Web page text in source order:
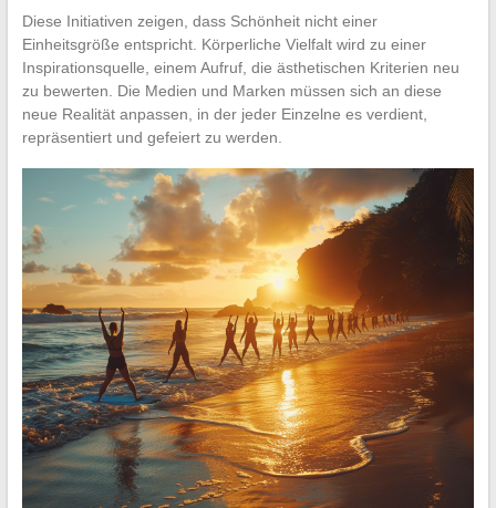
Diese Initiativen zeigen, dass Schönheit nicht einer
Einheitsgröße entspricht. Körperliche Vielfalt wird zu einer
Inspirationsquelle, einem Aufruf, die ästhetischen Kriterien neu
zu bewerten. Die Medien und Marken müssen sich an diese
neue Realität anpassen, in der jeder Einzelne es verdient,
repräsentiert und gefeiert zu werden.